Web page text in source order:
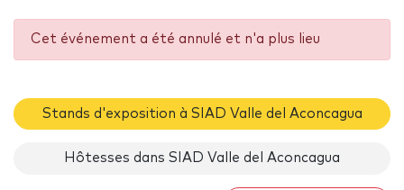
Cet événement a été annulé et n'a plus lieu
Stands d'exposition à SIAD Valle del Aconcagua
Hôtesses dans SIAD Valle del Aconcagua